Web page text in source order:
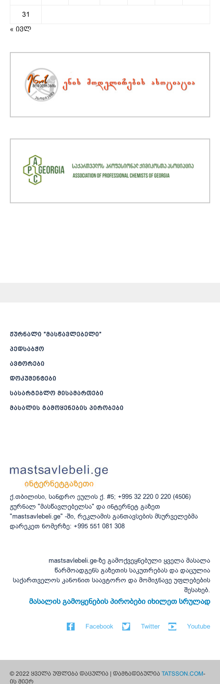
31
« ივლ
ჟურნალი ”მასწავლებელი”
პედსაბჭო
ავტორები
დოკუმენტები
სასარგებლო მისამართები
მასალის გამოყენების პირობები
ქ.თბილისი, სანდრო ეულის ქ. #5; +995 32 220 0 220 (4506)
ჟურნალ "მასწავლებელსა" და ინტერნეტ გაზეთ
"mastsavlebeli.ge" -ში, რეკლამის განთავსების მსურველებმა
დარეკეთ ნომერზე: +995 551 081 308
mastsavlebeli.ge-ზე გამოქვეყნებული ყველა მასალა
წარმოადგენს გაზეთის საკუთრებას და დაცულია
საქართველოს კანონით საავტორო და მომიჯნავე უფლებების
შესახებ.
მასალის გამოყენების პირობები იხილეთ სრულად
Facebook Twitter Youtube
© 2022 ყველა უფლება დაცულია | დამზადებულია TATSSON.COM-
ის მიერ